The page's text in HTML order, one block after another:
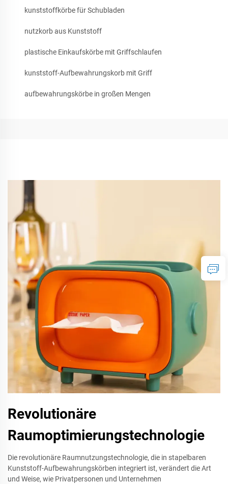
kunststoffkörbe für Schubladen
nutzkorb aus Kunststoff
plastische Einkaufskörbe mit Griffschlaufen
kunststoff-Aufbewahrungskorb mit Griff
aufbewahrungskörbe in großen Mengen
Revolutionäre
Raumoptimierungstechnologie
Die revolutionäre Raumnutzungstechnologie, die in stapelbaren
Kunststoff-Aufbewahrungskörben integriert ist, verändert die Art
und Weise, wie Privatpersonen und Unternehmen